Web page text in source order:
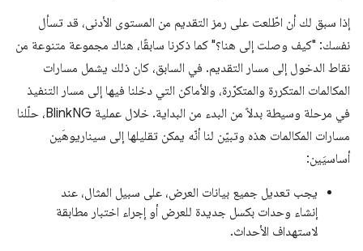
إذا سبق لك أن اطّلعت على رمز التقديم من المستوى الأدنى، قد تسأل
نفسك: "كيف وصلت إلى هنا؟" كما ذكرنا سابقًا، هناك مجموعة متنوعة من
نقاط الدخول إلى مسار التقديم. في السابق، كان ذلك يشمل مسارات
المكالمات المتكررة والمتكرّرة، والأماكن التي دخلنا فيها إلى مسار التنفيذ
في مرحلة وسيطة بدلاً من البدء من البداية. خلال عملية BlinkNG، حلّلنا
مسارات المكالمات هذه وتبيّن لنا أنّه يمكن تقليلها إلى سيناريوهَين
أساسيَين:
يجب تعديل جميع بيانات العرض، على سبيل المثال، عند
إنشاء وحدات بكسل جديدة للعرض أو إجراء اختبار مطابقة
لاستهداف الأحداث.